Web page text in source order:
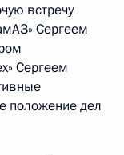
встречу
Сергеем
Сергеем
положение дел